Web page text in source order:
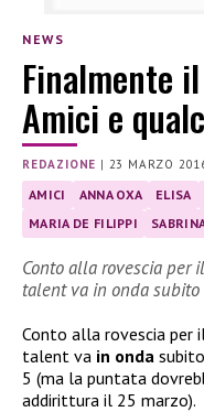
NEWS
Finalmente
Amici e
REDAZIONE | 23 MARZO
AMICI ANNA OXA ELISA
MARIA DE FILIPPI
Conto alla rovescia per
talent va in onda
Conto alla rovescia per
talent va in onda
5 (ma la puntata
addirittura il 25 marzo).